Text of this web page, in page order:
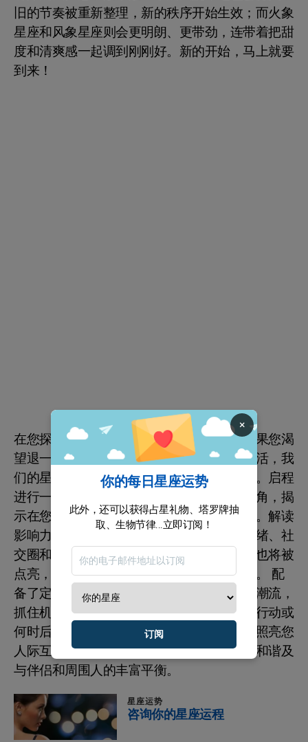
旧的节奏被重新整理，新的秩序开始生效；而火象
星座和风象星座则会更明朗、更带劲，连带着把甜
度和清爽感一起调到刚刚好。新的开始，马上就要
到来！
在您探索时间和空间的全面理解之旅中，如果您渴
望退一步，以清晰和有意图的方式来组织生活，我
们的星座预测就像是一副不可或缺的指南针。启程
进行一场星体探索之旅，为您提供全面的视角，揭
示在您生活中起作用的天体力量的细微差别。解读
影响力强大的行星的语言，把握它们对您情绪、社
交圈和爱情事务的共鸣。您的个人天体领域也将被
点亮，为即将到来的一个月提供完整的视角。 配
备了定制的建议，您将能够优雅地航行宇宙潮流，
抓住机遇，智慧地避开障碍。了解何时采取行动或
何时后退是恰当的，而在爱情方面，了解将照亮您
人际互动的预测，使您能够明智行事，培养和谐及
与伴侣和周围人的丰富平衡。
星座运势
咨询你的星座运程
×
你的每日星座运势
此外，还可以获得占星礼物、塔罗牌抽
取、生物节律...立即订阅！
订阅